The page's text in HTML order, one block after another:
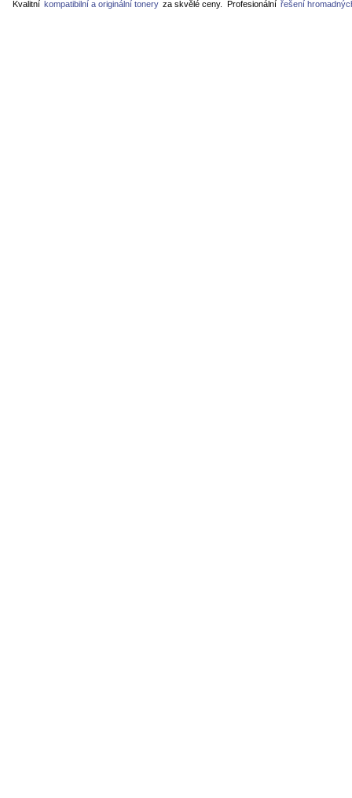
Kvalitní kompatibilní a originální tonery za skvělé ceny. Profesionální řešení